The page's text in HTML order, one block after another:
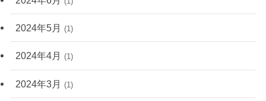
2024年5月 (1)
2024年4月 (1)
2024年3月 (1)